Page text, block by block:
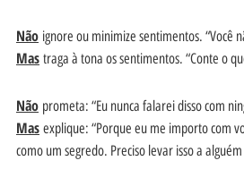
Não ignore ou minimize sentimentos. “Você
Mas traga à tona os sentimentos. “Conte o
Não prometa: “Eu nunca falarei disso com
Mas explique: “Porque eu me importo com
como um segredo. Preciso levar isso a